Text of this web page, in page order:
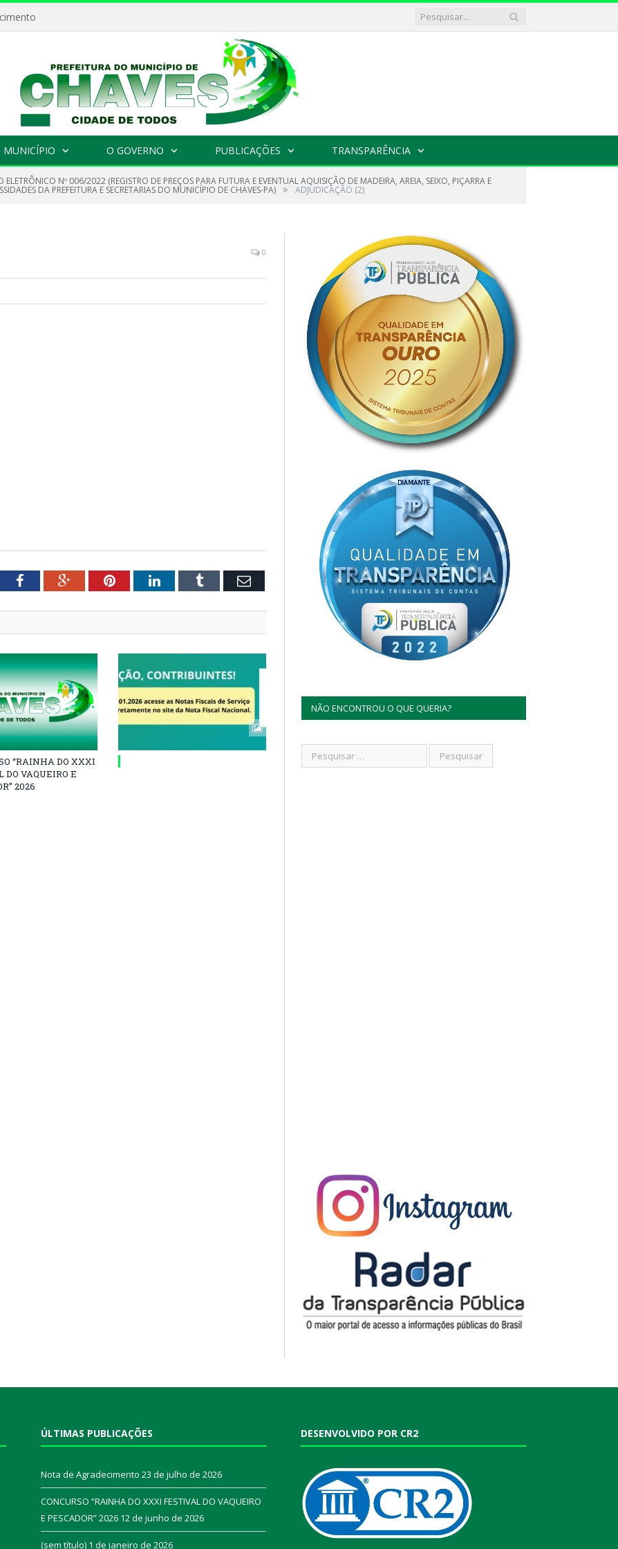
MUNICÍPIO O GOVERNO PUBLICAÇÕES TRANSPARÊNCIA
ELETRÔNICO Nº 006/2022 (REGISTRO DE PREÇOS PARA FUTURA E EVENTUAL AQUISIÇÃO DE MADEIRA, AREIA, SEIXO, PIÇARRA E
DA PREFEITURA E SECRETARIAS DO MUNICÍPIO DE CHAVES-PA) » ADJUDICAÇÃO (2)
0
FacebookGoogle+PinterestLinkedInTumblr Email
“RAINHA DO XXXI
DO VAQUEIRO E
2026
NÃO ENCONTROU O QUE QUERIA?
ÚLTIMAS PUBLICAÇÕES
Nota de Agradecimento 23 de julho de 2026
CONCURSO “RAINHA DO XXXI FESTIVAL DO VAQUEIRO
E PESCADOR” 2026 12 de junho de 2026
(sem título) 1 de janeiro de 2026
DESENVOLVIDO POR CR2